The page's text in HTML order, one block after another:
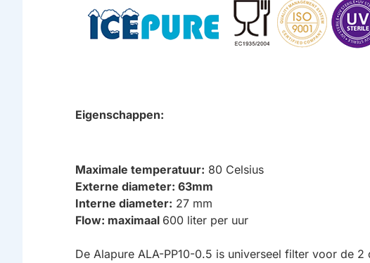
Eigenschappen:
Maximale temperatuur: 80 Celsius
Externe diameter: 63mm
Interne diameter: 27 mm
Flow: maximaal 600 liter per uur
De Alapure ALA-PP10-0.5 is universeel filter voor de